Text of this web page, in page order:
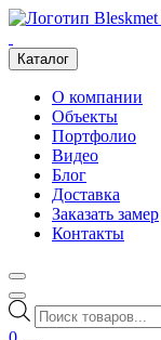
Каталог
О компании
Объекты
Портфолио
Видео
Блог
Доставка
Заказать замер
Контакты
Поиск
товаров